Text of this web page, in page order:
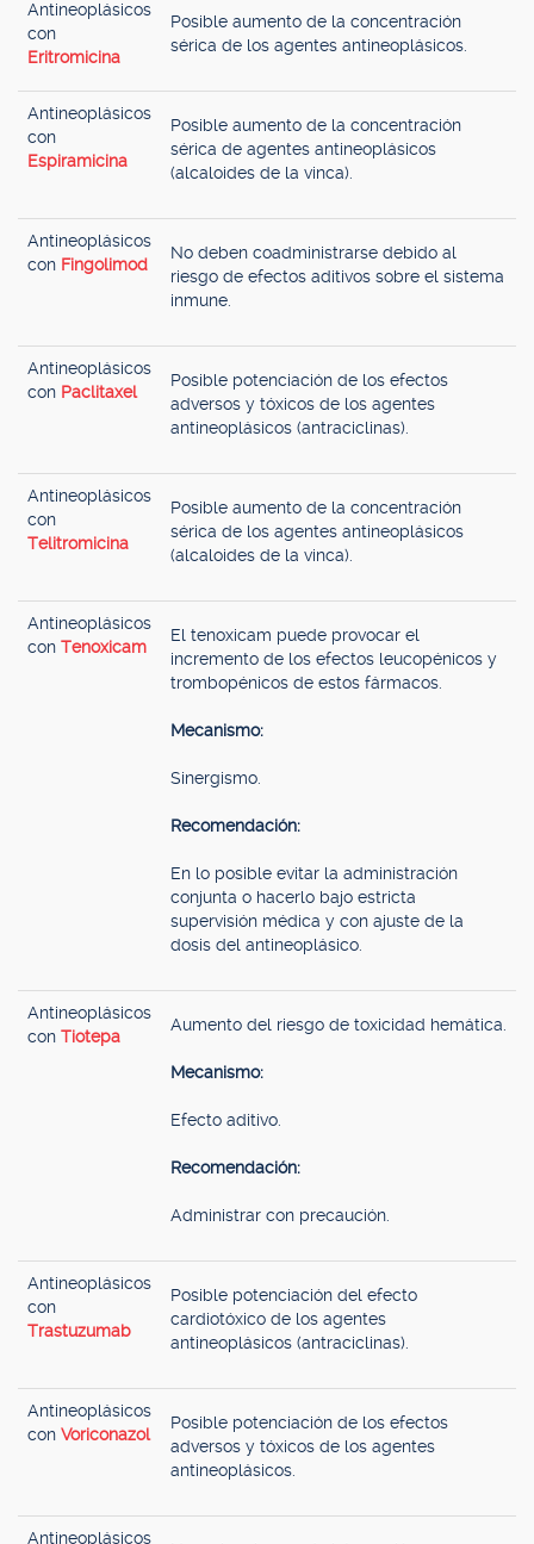
Antineoplásicos
con
Eritromicina
Posible aumento de la concentración
sérica de los agentes antineoplásicos.
Antineoplásicos
con
Espiramicina
Posible aumento de la concentración
sérica de agentes antineoplásicos
(alcaloides de la vinca).
Antineoplásicos
con Fingolimod
No deben coadministrarse debido al
riesgo de efectos aditivos sobre el sistema
inmune.
Antineoplásicos
con Paclitaxel
Posible potenciación de los efectos
adversos y tóxicos de los agentes
antineoplásicos (antraciclinas).
Antineoplásicos
con
Telitromicina
Posible aumento de la concentración
sérica de los agentes antineoplásicos
(alcaloides de la vinca).
Antineoplásicos
con Tenoxicam
El tenoxicam puede provocar el
incremento de los efectos leucopénicos y
trombopénicos de estos fármacos.
Mecanismo:
Sinergismo.
Recomendación:
En lo posible evitar la administración
conjunta o hacerlo bajo estricta
supervisión médica y con ajuste de la
dosis del antineoplásico.
Antineoplásicos
con Tiotepa
Aumento del riesgo de toxicidad hemática.
Mecanismo:
Efecto aditivo.
Recomendación:
Administrar con precaución.
Antineoplásicos
con
Trastuzumab
Posible potenciación del efecto
cardiotóxico de los agentes
antineoplásicos (antraciclinas).
Antineoplásicos
con Voriconazol
Posible potenciación de los efectos
adversos y tóxicos de los agentes
antineoplásicos.
Antineoplásicos